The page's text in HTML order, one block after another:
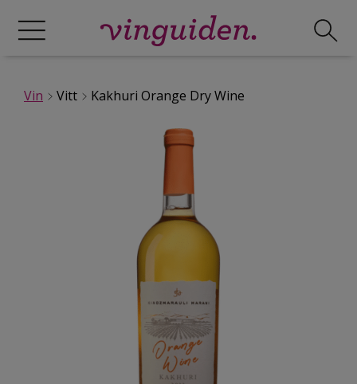
Vin Vitt Kakhuri Orange Dry Wine